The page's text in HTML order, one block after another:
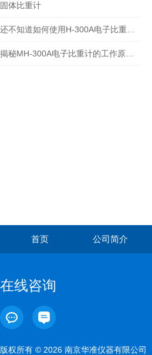
固体比重计
首页 公司简介
在线咨询
版权所有 © 2026 南京华准仪器有限公司